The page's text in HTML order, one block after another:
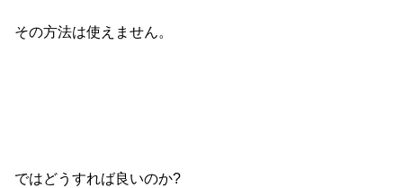
その方法は使えません。
ではどうすれば良いのか?